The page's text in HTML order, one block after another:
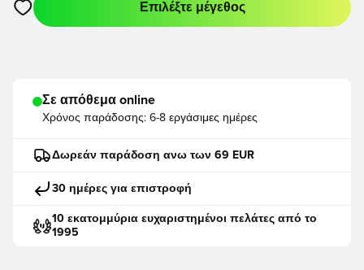
Ανοίγει ένα Modal για να συνδεθείτε ή να εγγραφείτε ως
Επιλέξτε μέγεθος
Σε απόθεμα online
Χρόνος παράδοσης: 6-8 εργάσιμες ημέρες
Δωρεάν παράδοση ανω των 69 EUR
30 ημέρες για επιστροφή
10 εκατομμύρια ευχαριστημένοι πελάτες από το
1995